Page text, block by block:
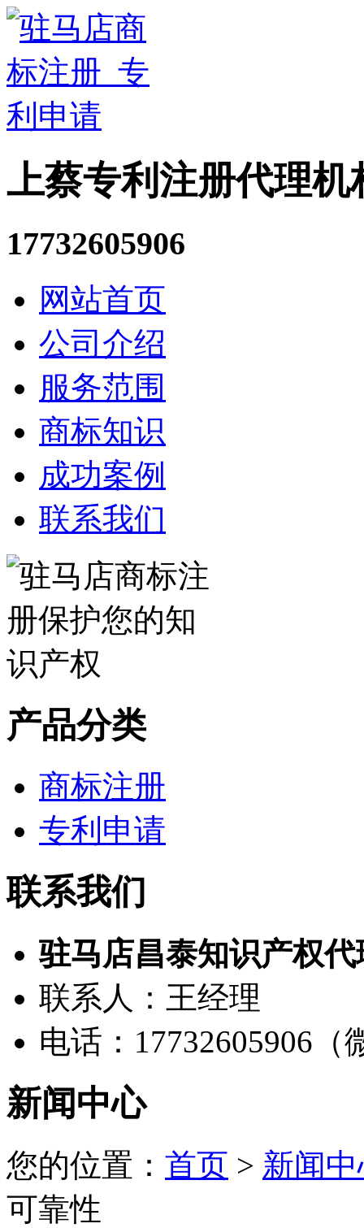
上蔡专利注册代理机
17732605906
网站首页
公司介绍
服务范围
商标知识
成功案例
联系我们
产品分类
商标注册
专利申请
联系我们
驻马店昌泰知识产权
联系人：王经理
电话：17732605906（
新闻中心
您的位置： 首页 > 新闻
可靠性